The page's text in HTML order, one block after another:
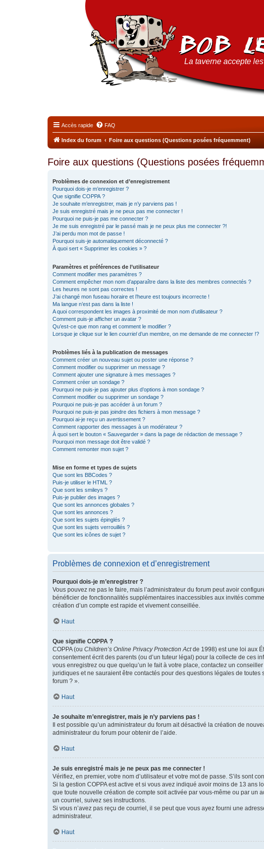
La taverne accepte
Accès rapide FAQ
Index du forum Foire aux questions (Questions posées fréquemment)
Foire aux questions (Questions posées
Problèmes de connexion et d’enregistrement
Pourquoi dois-je m’enregistrer ?
Que signifie COPPA ?
Je souhaite m’enregistrer, mais je n’y parviens pas !
Je suis enregistré mais je ne peux pas me connecter !
Pourquoi ne puis-je pas me connecter ?
Je me suis enregistré par le passé mais je ne peux plus me connecter ?!
J’ai perdu mon mot de passe !
Pourquoi suis-je automatiquement déconnecté ?
À quoi sert « Supprimer les cookies » ?
Paramètres et préférences de l’utilisateur
Comment modifier mes paramètres ?
Comment empêcher mon nom d’apparaître dans la liste des membres connectés ?
Les heures ne sont pas correctes !
J’ai changé mon fuseau horaire et l’heure est toujours incorrecte !
Ma langue n’est pas dans la liste !
A quoi correspondent les images à proximité de mon nom d’utilisateur ?
Comment puis-je afficher un avatar ?
Qu’est-ce que mon rang et comment le modifier ?
Lorsque je clique sur le lien courrield’un membre, on me demande de me connecter !?
Problèmes liés à la publication de messages
Comment créer un nouveau sujet ou poster une réponse ?
Comment modifier ou supprimer un message ?
Comment ajouter une signature à mes messages ?
Comment créer un sondage ?
Pourquoi ne puis-je pas ajouter plus d’options à mon sondage ?
Comment modifier ou supprimer un sondage ?
Pourquoi ne puis-je pas accéder à un forum ?
Pourquoi ne puis-je pas joindre des fichiers à mon message ?
Pourquoi ai-je reçu un avertissement ?
Comment rapporter des messages à un modérateur ?
À quoi sert le bouton « Sauvegarder » dans la page de rédaction de message ?
Pourquoi mon message doit être validé ?
Comment remonter mon sujet ?
Mise en forme et types de sujets
Que sont les BBCodes ?
Puis-je utiliser le HTML ?
Que sont les smileys ?
Puis-je publier des images ?
Que sont les annonces globales ?
Que sont les annonces ?
Que sont les sujets épinglés ?
Que sont les sujets verrouillés ?
Que sont les icônes de sujet ?
Problèmes de connexion et d’enregistrement
Pourquoi dois-je m’enregistrer ?
Vous pouvez ne pas le faire, mais l’administrateur du forum peut avoir
bénéficier de fonctionnalités supplémentaires inaccessibles aux invités
création d’un compte est rapide et vivement conseillée.
Haut
Que signifie COPPA ?
COPPA (ou Children’s Online Privacy Protection Actde 1998) est une loi aux
consentement écrit des parents (ou d’un tuteur légal) pour la collecte de ces
vous enregistrez ou que quelqu’un le fait à votre place, contactez un
juridiques et ne sauraient être contactés pour des questions légales de
forum ? ».
Haut
Je souhaite m’enregistrer, mais je n’y parviens pas !
Il est possible qu’un administrateur du forum ait désactivé la création de
administrateur du forum pour obtenir de l’aide.
Haut
Je suis enregistré mais je ne peux pas me connecter !
Vérifiez, en premier, votre nom d’utilisateur et votre mot de passe. S’ils sont
Si la gestion COPPA est active et si vous avez indiqué avoir moins de 13 ans
que toute nouvelle création de compte soit activée par vous-même ou par un
un courriel, suivez ses instructions.
Si vous n’avez pas reçu de courriel, il se peut que vous ayez fourni une
administrateur.
Haut